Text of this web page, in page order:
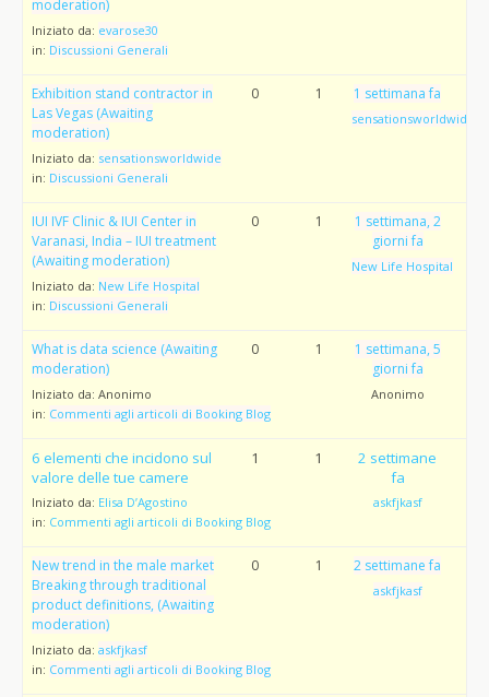
moderation)
Iniziato da: evarose30
in: Discussioni Generali
Exhibition stand contractor in
Las Vegas (Awaiting
moderation)
Iniziato da: sensationsworldwide
in: Discussioni Generali
0 1 1 settimana fa
sensationsworldwide
IUI IVF Clinic & IUI Center in
Varanasi, India – IUI treatment
(Awaiting moderation)
Iniziato da: New Life Hospital
in: Discussioni Generali
0 1
1 settimana, 2
giorni fa
New Life Hospital
What is data science (Awaiting
moderation)
Iniziato da: Anonimo
in: Commenti agli articoli di Booking Blog
0 1
1 settimana, 5
giorni fa
Anonimo
6 elementi che incidono sul
valore delle tue camere
Iniziato da: Elisa D’Agostino
in: Commenti agli articoli di Booking Blog
1 1
2 settimane
fa
askfjkasf
New trend in the male market
Breaking through traditional
product definitions, (Awaiting
moderation)
Iniziato da: askfjkasf
in: Commenti agli articoli di Booking Blog
0 1 2 settimane fa
askfjkasf